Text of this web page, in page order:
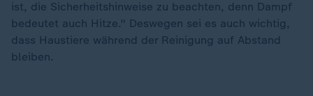
ist, die Sicherheitshinweise zu beachten, denn Dampf
bedeutet auch Hitze." Deswegen sei es auch wichtig,
dass Haustiere während der Reinigung auf Abstand
bleiben.